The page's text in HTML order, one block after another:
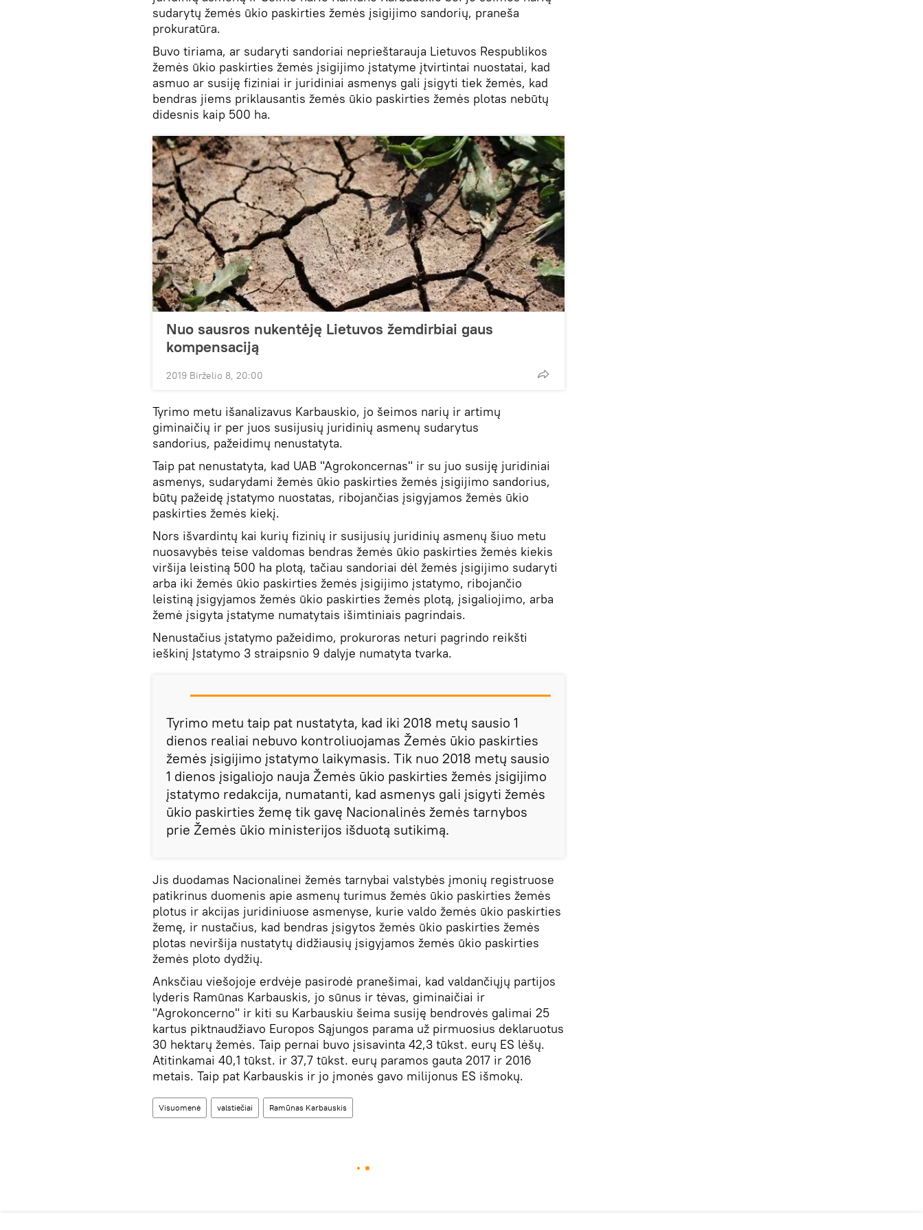
sudarytų žemės ūkio paskirties žemės įsigijimo sandorių, praneša
prokuratūra.
Buvo tiriama, ar sudaryti sandoriai neprieštarauja Lietuvos Respublikos
žemės ūkio paskirties žemės įsigijimo įstatyme įtvirtintai nuostatai, kad
asmuo ar susiję fiziniai ir juridiniai asmenys gali įsigyti tiek žemės, kad
bendras jiems priklausantis žemės ūkio paskirties žemės plotas nebūtų
didesnis kaip 500 ha.
Nuo sausros nukentėję Lietuvos žemdirbiai gaus
kompensaciją
2019 Birželio 8, 20:00
Tyrimo metu išanalizavus Karbauskio, jo šeimos narių ir artimų
giminaičių ir per juos susijusių juridinių asmenų sudarytus
sandorius, pažeidimų nenustatyta.
Taip pat nenustatyta, kad UAB "Agrokoncernas" ir su juo susiję juridiniai
asmenys, sudarydami žemės ūkio paskirties žemės įsigijimo sandorius,
būtų pažeidę įstatymo nuostatas, ribojančias įsigyjamos žemės ūkio
paskirties žemės kiekį.
Nors išvardintų kai kurių fizinių ir susijusių juridinių asmenų šiuo metu
nuosavybės teise valdomas bendras žemės ūkio paskirties žemės kiekis
viršija leistiną 500 ha plotą, tačiau sandoriai dėl žemės įsigijimo sudaryti
arba iki žemės ūkio paskirties žemės įsigijimo įstatymo, ribojančio
leistiną įsigyjamos žemės ūkio paskirties žemės plotą, įsigaliojimo, arba
žemė įsigyta įstatyme numatytais išimtiniais pagrindais.
Nenustačius įstatymo pažeidimo, prokuroras neturi pagrindo reikšti
ieškinį Įstatymo 3 straipsnio 9 dalyje numatyta tvarka.
Tyrimo metu taip pat nustatyta, kad iki 2018 metų sausio 1
dienos realiai nebuvo kontroliuojamas Žemės ūkio paskirties
žemės įsigijimo įstatymo laikymasis. Tik nuo 2018 metų sausio
1 dienos įsigaliojo nauja Žemės ūkio paskirties žemės įsigijimo
įstatymo redakcija, numatanti, kad asmenys gali įsigyti žemės
ūkio paskirties žemę tik gavę Nacionalinės žemės tarnybos
prie Žemės ūkio ministerijos išduotą sutikimą.
Jis duodamas Nacionalinei žemės tarnybai valstybės įmonių registruose
patikrinus duomenis apie asmenų turimus žemės ūkio paskirties žemės
plotus ir akcijas juridiniuose asmenyse, kurie valdo žemės ūkio paskirties
žemę, ir nustačius, kad bendras įsigytos žemės ūkio paskirties žemės
plotas neviršija nustatytų didžiausių įsigyjamos žemės ūkio paskirties
žemės ploto dydžių.
Anksčiau viešojoje erdvėje pasirodė pranešimai, kad valdančiųjų partijos
lyderis Ramūnas Karbauskis, jo sūnus ir tėvas, giminaičiai ir
"Agrokoncerno" ir kiti su Karbauskiu šeima susiję bendrovės galimai 25
kartus piktnaudžiavo Europos Sąjungos parama už pirmuosius deklaruotus
30 hektarų žemės. Taip pernai buvo įsisavinta 42,3 tūkst. eurų ES lėšų.
Atitinkamai 40,1 tūkst. ir 37,7 tūkst. eurų paramos gauta 2017 ir 2016
metais. Taip pat Karbauskis ir jo įmonės gavo milijonus ES išmokų.
Visuomenė valstiečiai Ramūnas Karbauskis